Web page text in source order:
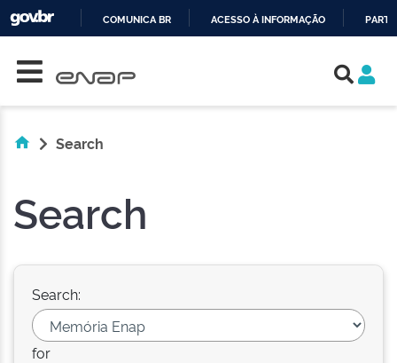
COMUNICA BR ACESSO À INFORMAÇÃO
Search
Search
Search:
for